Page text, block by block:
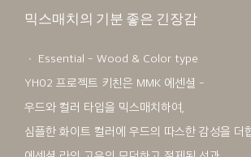
믹스매치의 기분 좋은 긴장감
ㆍ Essential - Wood & Color type
YH02 프로젝트 키친은 MMK 에센셜 -
우드와 컬러 타입을 믹스매치하여,
심플한 화이트 컬러에 우드의 따스한 감성을 더